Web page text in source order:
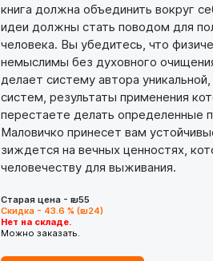
книга должна объединить вокруг
идеи должны стать поводом для
человека. Вы убедитесь, что
немыслимы без духовного
делает систему автора
систем, результаты применения
перестаете делать определенные
Маловичко принесет вам
зиждется на вечных ценностях,
человечеству для выживания.
Старая цена - ₪55
Скидка - 43.6 % (₪24)
Нет на складе.
Можно заказать.